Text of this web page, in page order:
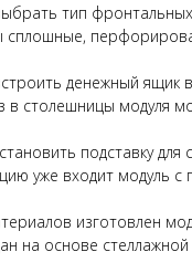
тип
сплошные,
денежный ящик
в столешницы модуля
подставку для
уже входит модуль с
изготовлен
на основе